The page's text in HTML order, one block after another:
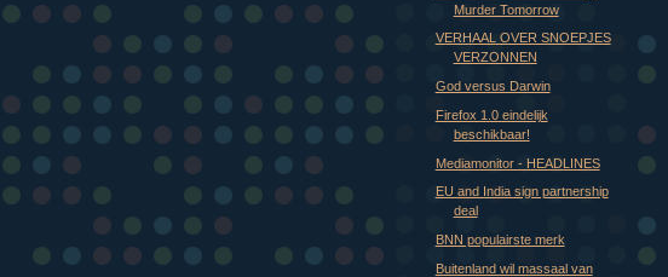
Murder Tomorrow
VERHAAL OVER SNOEPJES
VERZONNEN
God versus Darwin
Firefox 1.0 eindelijk
beschikbaar!
Mediamonitor - HEADLINES
EU and India sign partnership
deal
BNN populairste merk
Buitenland wil massaal van